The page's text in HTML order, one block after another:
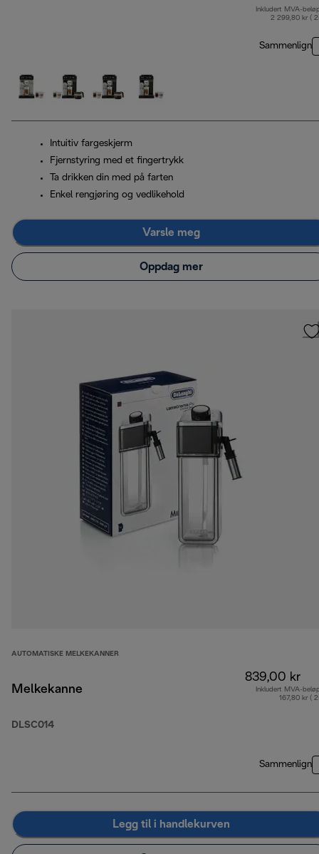
Inkludert MVA-
2 299,80 kr (
Sammenlign
Intuitiv fargeskjerm
Fjernstyring med et fingertrykk
Ta drikken din med på farten
Enkel rengjøring og vedlikehold
Varsle meg
Oppdag mer
AUTOMATISKE MELKEKANNER
Melkekanne
DLSC014
839,00 kr
Inkludert MVA-
167,80 kr (
Sammenlign
Legg til i handlekurven